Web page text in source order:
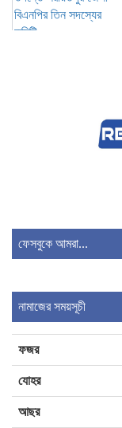
ফেসবুকে আমরা...
নামাজের সময়সূচী
ফজর
যোহর
আছর